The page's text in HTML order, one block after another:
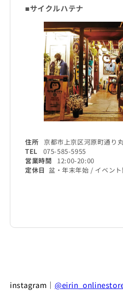
■サイクルハテナ
住所
京都市上京区河原町通り
TEL
075-585-5955
営業時間
12:00-20:00
定休日 盆・年末年始 / イベント
instagram｜